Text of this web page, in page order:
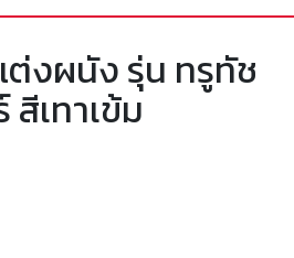
งผนัง รุ่น ทรูทัช
สีเทาเข้ม